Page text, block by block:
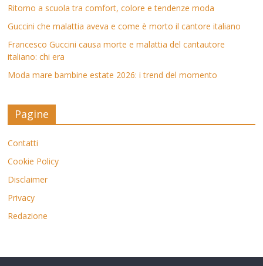
Ritorno a scuola tra comfort, colore e tendenze moda
Guccini che malattia aveva e come è morto il cantore italiano
Francesco Guccini causa morte e malattia del cantautore
italiano: chi era
Moda mare bambine estate 2026: i trend del momento
Pagine
Contatti
Cookie Policy
Disclaimer
Privacy
Redazione